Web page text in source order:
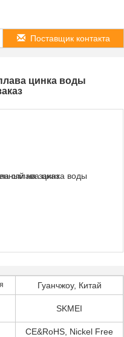
Поставщик контакта
цинка воды
Гуанчжоу, Китай
SKMEI
CE&RoHS, Nickel Free